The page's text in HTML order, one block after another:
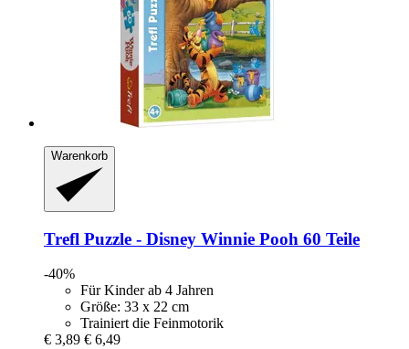
Warenkorb
Trefl Puzzle -​ Disney Winnie Pooh 60 Teile
-40%
Für Kinder ab 4 Jahren
Größe: 33 x 22 cm
Trainiert die Feinmotorik
€ 3,89 € 6,49